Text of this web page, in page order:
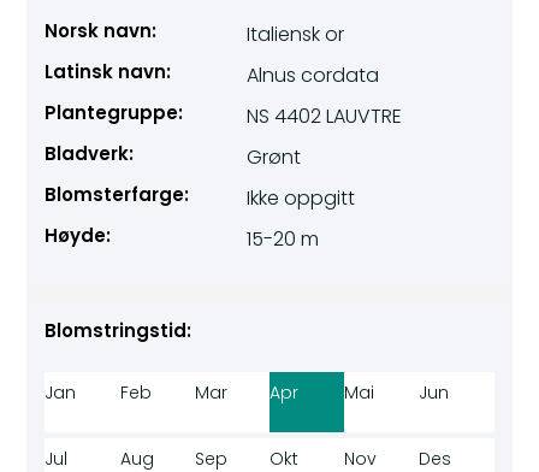
Norsk navn: Italiensk or
Latinsk navn: Alnus cordata
Plantegruppe: NS 4402 LAUVTRE
Bladverk: Grønt
Blomsterfarge: Ikke oppgitt
Høyde: 15-20 m
Blomstringstid:
Jan Feb Mar Apr Mai Jun
Jul Aug Sep Okt Nov Des